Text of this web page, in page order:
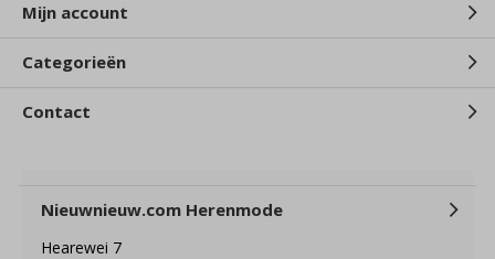
Mijn account
Categorieën
Contact
Nieuwnieuw.com Herenmode
Hearewei 7